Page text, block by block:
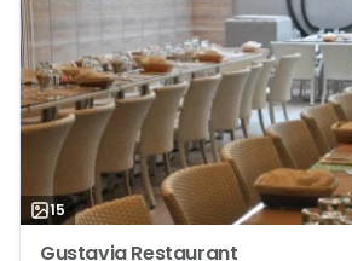
15
Gustavia Restaurant